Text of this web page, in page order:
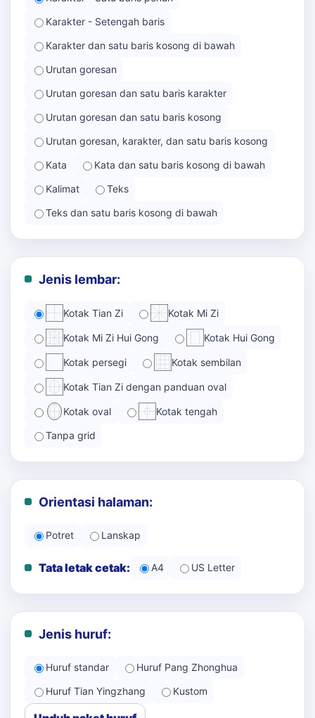
Karakter - Setengah baris
Karakter dan satu baris kosong di bawah
Urutan goresan
Urutan goresan dan satu baris karakter
Urutan goresan dan satu baris kosong
Urutan goresan, karakter, dan satu baris kosong
Kata
Kata dan satu baris kosong di bawah
Kalimat
Teks
Teks dan satu baris kosong di bawah
Jenis lembar:
Kotak Tian Zi Kotak Mi Zi
Kotak Mi Zi Hui Gong Kotak Hui Gong
Kotak persegi Kotak sembilan
Kotak Tian Zi dengan panduan oval
Kotak oval Kotak tengah
Tanpa grid
Orientasi halaman:
Potret Lanskap
Tata letak cetak: A4 US Letter
Jenis huruf:
Huruf standar
Huruf Pang Zhonghua
Huruf Tian Yingzhang
Kustom